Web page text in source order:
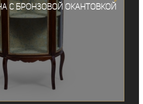
с бронзовой окантовкой